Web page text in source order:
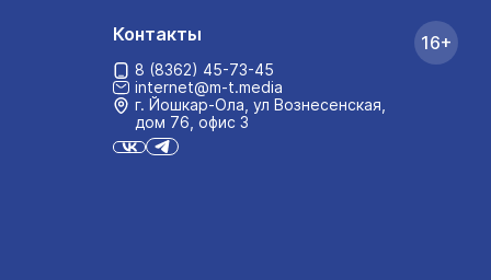
Контакты
8 (8362) 45-73-45
internet@m-t.media
г. Йошкар‑Ола, ул Вознесенская,
дом 76, офис 3
16+